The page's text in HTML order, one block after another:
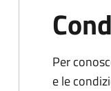
Per
e le